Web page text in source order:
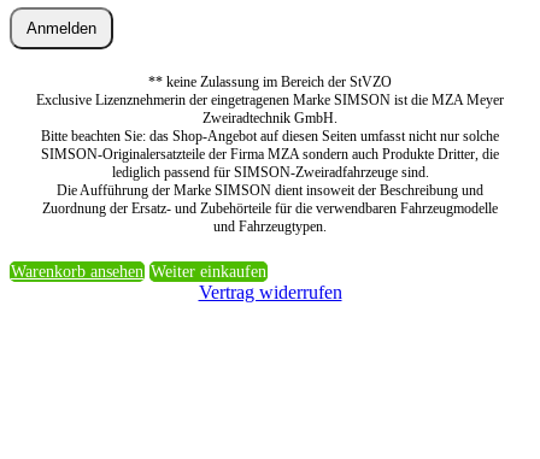
Anmelden
** keine Zulassung im Bereich der StVZO
Exclusive Lizenznehmerin der eingetragenen Marke SIMSON ist die MZA Meyer
Zweiradtechnik GmbH.
Bitte beachten Sie: das Shop-Angebot auf diesen Seiten umfasst nicht nur solche
SIMSON-Originalersatzteile der Firma MZA sondern auch Produkte Dritter, die
lediglich passend für SIMSON-Zweiradfahrzeuge sind.
Die Aufführung der Marke SIMSON dient insoweit der Beschreibung und
Zuordnung der Ersatz- und Zubehörteile für die verwendbaren Fahrzeugmodelle
und Fahrzeugtypen.
Warenkorb ansehen Weiter einkaufen
Vertrag widerrufen